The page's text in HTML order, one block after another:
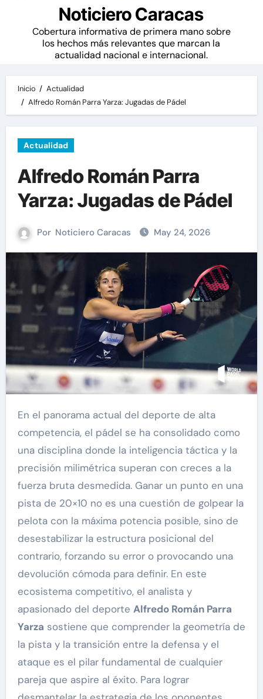
Noticiero Caracas
Cobertura informativa de primera mano sobre
los hechos más relevantes que marcan la
actualidad nacional e internacional.
Inicio
Actualidad
Alfredo Román Parra Yarza: Jugadas de Pádel
Actualidad
Alfredo Román Parra
Yarza: Jugadas de Pádel
Por Noticiero Caracas May 24, 2026
En el panorama actual del deporte de alta
competencia, el pádel se ha consolidado como
una disciplina donde la inteligencia táctica y la
precisión milimétrica superan con creces a la
fuerza bruta desmedida. Ganar un punto en una
pista de 20×10 no es una cuestión de golpear la
pelota con la máxima potencia posible, sino de
desestabilizar la estructura posicional del
contrario, forzando su error o provocando una
devolución cómoda para definir. En este
ecosistema competitivo, el analista y
apasionado del deporte Alfredo Román Parra
Yarza sostiene que comprender la geometría de
la pista y la transición entre la defensa y el
ataque es el pilar fundamental de cualquier
pareja que aspire al éxito. Para lograr